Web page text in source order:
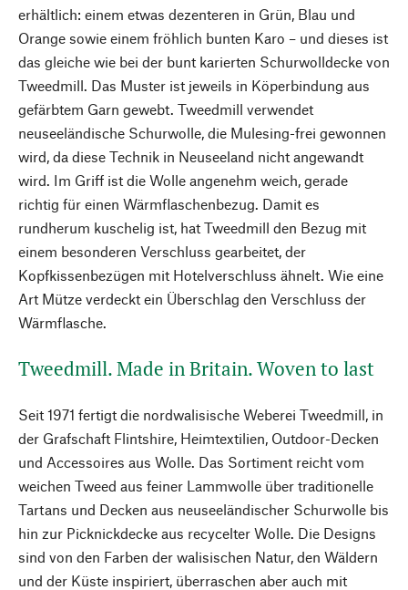
erhältlich: einem etwas dezenteren in Grün, Blau und
Orange sowie einem fröhlich bunten Karo – und dieses ist
das gleiche wie bei der bunt karierten Schurwolldecke von
Tweedmill. Das Muster ist jeweils in Köperbindung aus
gefärbtem Garn gewebt. Tweedmill verwendet
neuseeländische Schurwolle, die Mulesing-frei gewonnen
wird, da diese Technik in Neuseeland nicht angewandt
wird. Im Griff ist die Wolle angenehm weich, gerade
richtig für einen Wärmflaschenbezug. Damit es
rundherum kuschelig ist, hat Tweedmill den Bezug mit
einem besonderen Verschluss gearbeitet, der
Kopfkissenbezügen mit Hotelverschluss ähnelt. Wie eine
Art Mütze verdeckt ein Überschlag den Verschluss der
Wärmflasche.
Tweedmill. Made in Britain. Woven to last
Seit 1971 fertigt die nordwalisische Weberei Tweedmill, in
der Grafschaft Flintshire, Heimtextilien, Outdoor-Decken
und Accessoires aus Wolle. Das Sortiment reicht vom
weichen Tweed aus feiner Lammwolle über traditionelle
Tartans und Decken aus neuseeländischer Schurwolle bis
hin zur Picknickdecke aus recycelter Wolle. Die Designs
sind von den Farben der walisischen Natur, den Wäldern
und der Küste inspiriert, überraschen aber auch mit